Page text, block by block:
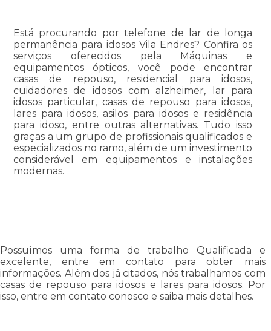
Está procurando por telefone de lar de longa
permanência para idosos Vila Endres? Confira os
serviços oferecidos pela Máquinas e
equipamentos ópticos, você pode encontrar
casas de repouso, residencial para idosos,
cuidadores de idosos com alzheimer, lar para
idosos particular, casas de repouso para idosos,
lares para idosos, asilos para idosos e residência
para idoso, entre outras alternativas. Tudo isso
graças a um grupo de profissionais qualificados e
especializados no ramo, além de um investimento
considerável em equipamentos e instalações
modernas.
Possuímos uma forma de trabalho Qualificada e
excelente, entre em contato para obter mais
informações. Além dos já citados, nós trabalhamos com
casas de repouso para idosos e lares para idosos. Por
isso, entre em contato conosco e saiba mais detalhes.